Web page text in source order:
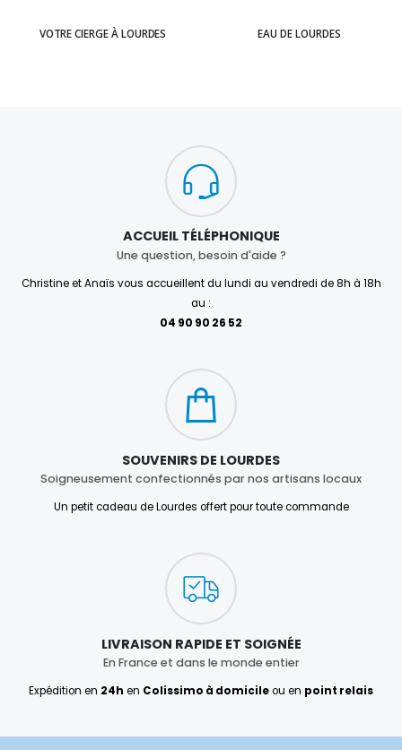
VOTRE CIERGE À LOURDES EAU DE LOURDES
ACCUEIL TÉLÉPHONIQUE
Une question, besoin d'aide ?
Christine et Anaïs vous accueillent du lundi au vendredi de 8h à 18h
au :
04 90 90 26 52
SOUVENIRS DE LOURDES
Soigneusement confectionnés par nos artisans locaux
Un petit cadeau de Lourdes offert pour toute commande
LIVRAISON RAPIDE ET SOIGNÉE
En France et dans le monde entier
Expédition en 24h en Colissimo à domicileou en point relais